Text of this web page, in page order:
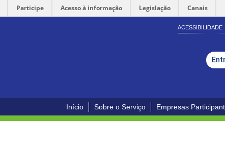
Participe Acesso à informação Legislação Canais
ACESSIBILIDADE
Início Sobre o Serviço Empresas